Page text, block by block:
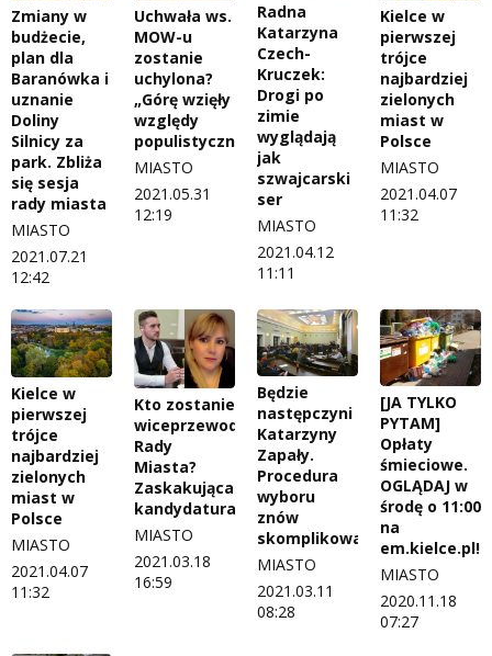
Zmiany w
budżecie,
plan dla
Baranówka i
uznanie
Doliny
Silnicy za
park. Zbliża
się sesja
rady miasta
MIASTO
2021.07.21
12:42
Uchwała ws.
MOW-u
zostanie
uchylona?
„Górę wzięły
względy
populistyczne”
MIASTO
2021.05.31
12:19
Radna
Katarzyna
Czech-
Kruczek:
Drogi po
zimie
wyglądają
jak
szwajcarski
ser
MIASTO
2021.04.12
11:11
Kielce w
pierwszej
trójce
najbardziej
zielonych
miast w
Polsce
MIASTO
2021.04.07
11:32
Kielce w
pierwszej
trójce
najbardziej
zielonych
miast w
Polsce
MIASTO
2021.04.07
11:32
Kto zostanie
wiceprzewodniczącym
Rady
Miasta?
Zaskakująca
kandydatura
MIASTO
2021.03.18
16:59
Będzie
następczyni
Katarzyny
Zapały.
Procedura
wyboru
znów
skomplikowana?
MIASTO
2021.03.11
08:28
[JA TYLKO
PYTAM]
Opłaty
śmieciowe.
OGLĄDAJ w
środę o 11:00
na
em.kielce.pl!
MIASTO
2020.11.18
07:27